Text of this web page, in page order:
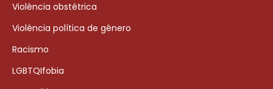
Violência obstétrica
Violência política de gênero
Racismo
LGBTQIfobia